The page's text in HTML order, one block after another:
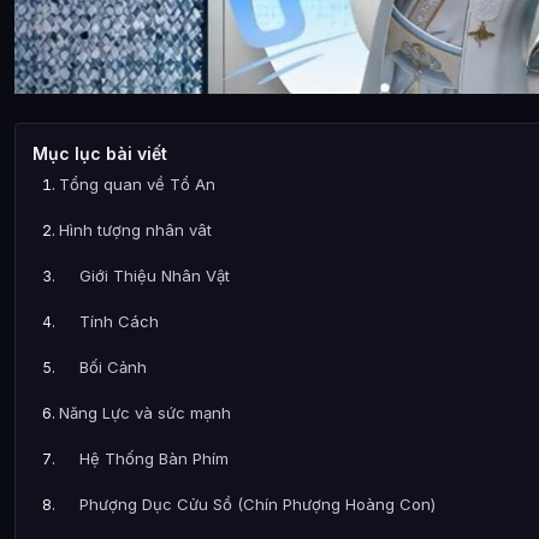
Mục lục bài viết
Tổng quan về Tổ An
Hình tượng nhân vât
Giới Thiệu Nhân Vật
Tính Cách
Bối Cảnh
Năng Lực và sức mạnh
Hệ Thống Bàn Phím
Phượng Dục Cửu Sồ (Chín Phượng Hoàng Con)